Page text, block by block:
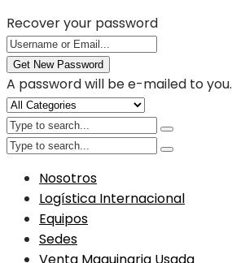
Recover your password
Get New Password
A password will be e-mailed to you.
Nosotros
Logística Internacional
Equipos
Sedes
Venta Maquinaria Usada